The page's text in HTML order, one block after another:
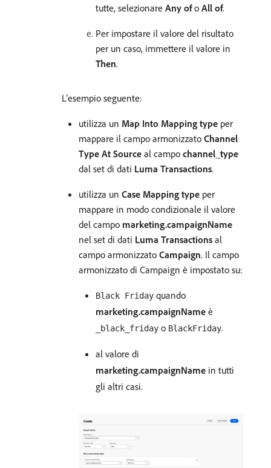
tutte, selezionare Any ofo All of.
Per impostare il valore del risultato
per un caso, immettere il valore in
Then.
L’esempio seguente:
utilizza un Map Into Mapping type per
mappare il campo armonizzato Channel
Type At Source al campo channel_type
dal set di dati Luma Transactions.
utilizza un Case Mapping type per
mappare in modo condizionale il valore
del campo marketing.campaignName
nel set di dati Luma Transactions al
campo armonizzato Campaign. Il campo
armonizzato di Campaign è impostato su:
Black Friday quando
marketing.campaignName è
_black_friday o BlackFriday.
al valore di
marketing.campaignName in tutti
gli altri casi.